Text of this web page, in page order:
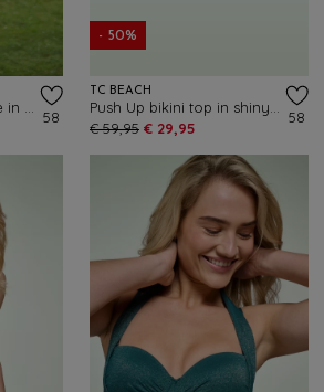
58
- 50%
TC BEACH
€ 59,95 € 29,95
58